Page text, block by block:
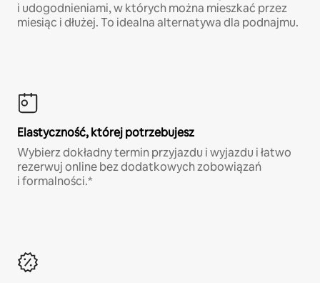
i udogodnieniami, w których można mieszkać przez
miesiąc i dłużej. To idealna alternatywa dla podnajmu.
Elastyczność, której potrzebujesz
Wybierz dokładny termin przyjazdu i wyjazdu i łatwo
rezerwuj online bez dodatkowych zobowiązań
i formalności.*